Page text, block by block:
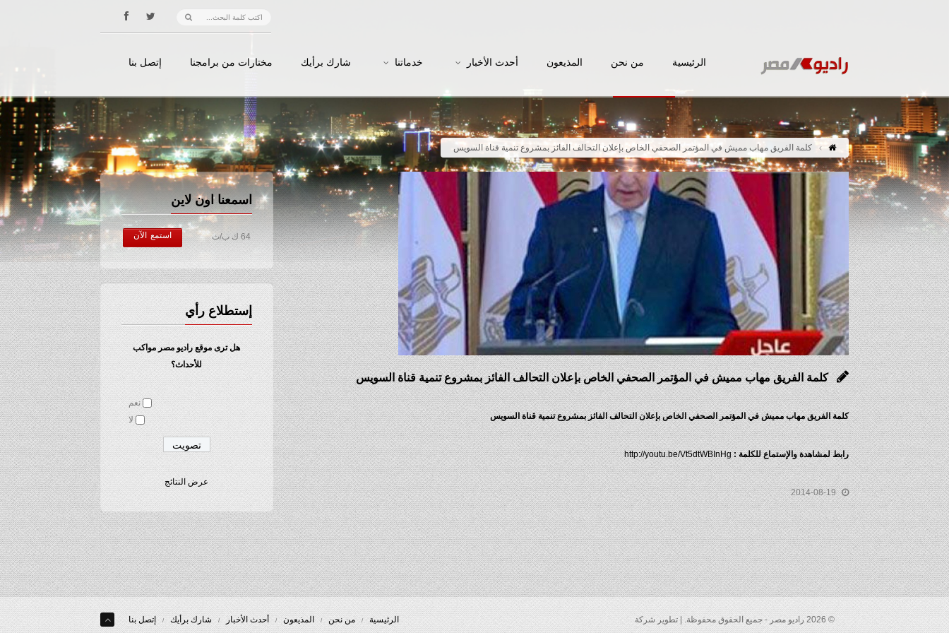
الرئيسية من نحن المذيعون أحدث الأخبار خدماتنا شارك برأيك مختارات من برامجنا إتصل بنا
كلمة الفريق مهاب مميش في المؤتمر الصحفي الخاص بإعلان التحالف الفائز بمشروع تنمية قناة السويس
اسمعنا اون لاين
64 ك ب/ث استمع الآن
إستطلاع رأي
هل ترى موقع راديو مصر مواكب
للأحداث؟
نعم
لا
عرض النتائج
كلمة الفريق مهاب مميش في المؤتمر الصحفي الخاص بإعلان التحالف الفائز بمشروع تنمية قناة السويس
كلمة الفريق مهاب مميش في المؤتمر الصحفي الخاص بإعلان التحالف الفائز بمشروع تنمية قناة السويس
رابط لمشاهدة والإستماع للكلمة:
http://youtu.be/Vt5dtWBInHg
2014-08-19
© 2026 راديو مصر - جميع الحقوق محفوظة. | تطوير شركة الرئيسية من نحن المذيعون أحدث الأخبار شارك برأيك إتصل بنا